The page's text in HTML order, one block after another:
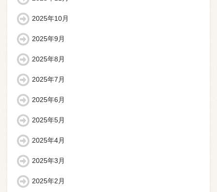
2025年10月
2025年9月
2025年8月
2025年7月
2025年6月
2025年5月
2025年4月
2025年3月
2025年2月